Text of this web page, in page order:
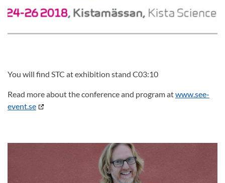
You will find STC at exhibition stand C03:10
Read more about the conference and program atwww.see-
event.se